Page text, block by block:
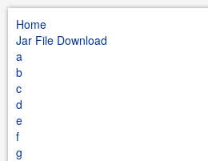
Home
Jar File Download
a
b
c
d
e
f
g